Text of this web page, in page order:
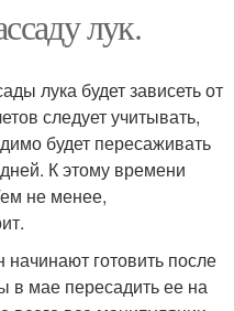
лук.
лука будет зависеть от
следует учитывать,
будет пересаживать
К этому времени
не менее,
готовить после
в мае пересадить ее на